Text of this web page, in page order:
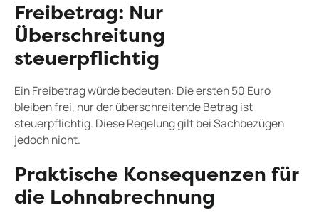
Freibetrag: Nur
Überschreitung
steuerpflichtig
Ein Freibetrag würde bedeuten: Die ersten 50 Euro
bleiben frei, nur der überschreitende Betrag ist
steuerpflichtig. Diese Regelung gilt bei Sachbezügen
jedoch nicht.
Praktische Konsequenzen für
die Lohnabrechnung